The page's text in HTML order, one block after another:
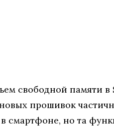
свободной памяти в
прошивок
смартфоне, но та